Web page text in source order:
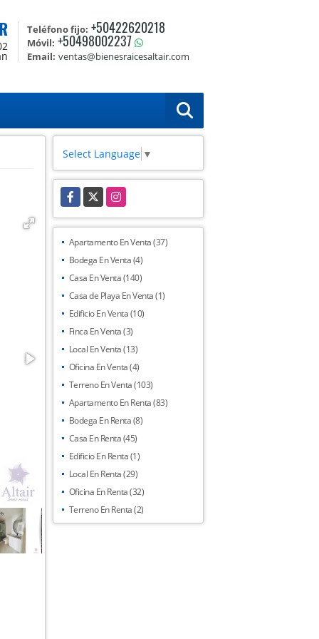
Teléfono fijo: +50422620218
Móvil: +50498002237
Email: ventas@bienesraicesaltair.com
Select Language ▼
Facebook
X Instagram
Apartamento En Venta (37)
Bodega En Venta (4)
Casa En Venta (140)
Casa de Playa En Venta (1)
Edificio En Venta (10)
Finca En Venta (3)
Local En Venta (13)
Oficina En Venta (4)
Terreno En Venta (103)
Apartamento En Renta (83)
Bodega En Renta (8)
Casa En Renta (45)
Edificio En Renta (1)
Local En Renta (29)
Oficina En Renta (32)
Terreno En Renta (2)